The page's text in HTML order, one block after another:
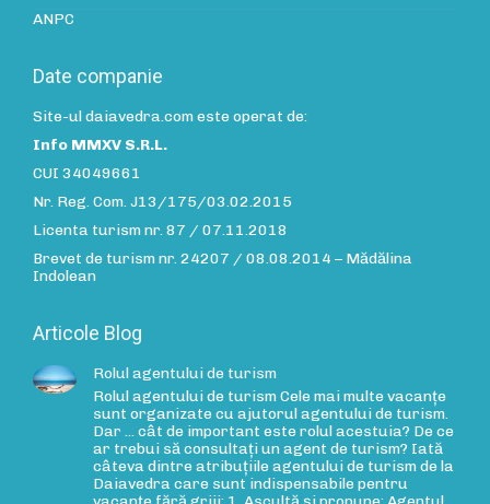
ANPC
Date companie
Site-ul daiavedra.com este operat de:
Info MMXV S.R.L.
CUI 34049661
Nr. Reg. Com. J13/175/03.02.2015
Licenta turism nr. 87 / 07.11.2018
Brevet de turism nr. 24207 / 08.08.2014 – Mădălina
Indolean
Articole Blog
Rolul agentului de turism
Rolul agentului de turism Cele mai multe vacanțe
sunt organizate cu ajutorul agentului de turism.
Dar ... cât de important este rolul acestuia? De ce
ar trebui să consultați un agent de turism? Iată
câteva dintre atribuțiile agentului de turism de la
Daiavedra care sunt indispensabile pentru